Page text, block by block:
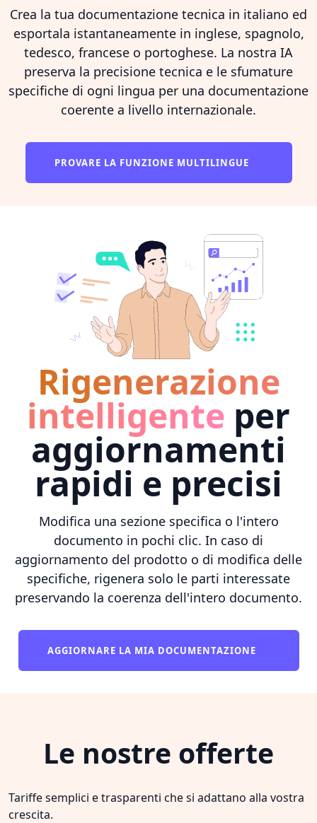
Crea la tua documentazione tecnica in italiano ed
esportala istantaneamente in inglese, spagnolo,
tedesco, francese o portoghese. La nostra IA
preserva la precisione tecnica e le sfumature
specifiche di ogni lingua per una documentazione
coerente a livello internazionale.
PROVARE LA FUNZIONE MULTILINGUE
Rigenerazione
intelligente per
aggiornamenti
rapidi e precisi
Modifica una sezione specifica o l'intero
documento in pochi clic. In caso di
aggiornamento del prodotto o di modifica delle
specifiche, rigenera solo le parti interessate
preservando la coerenza dell'intero documento.
AGGIORNARE LA MIA DOCUMENTAZIONE
Le nostre offerte
Tariffe semplici e trasparenti che si adattano alla vostra
crescita.